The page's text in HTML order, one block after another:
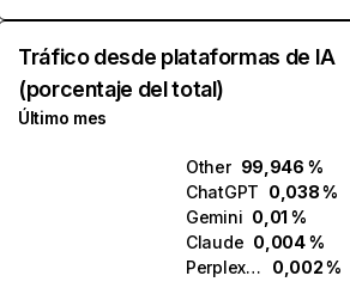
Tráfico desde plataformas de IA
(porcentaje del total)
Último mes
Other 99,946 %
ChatGPT 0,038 %
Gemini 0,01 %
Claude 0,004 %
Perplexity
0,002 %